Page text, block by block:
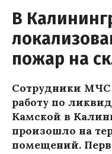
В
пожар на
Сотрудники
работу по
Камской в
произошло на
помещений.